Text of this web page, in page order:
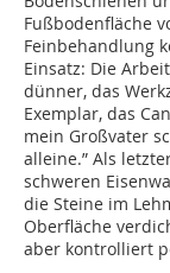
Fußbodenfläche
Feinbehandlung
Einsatz: Die
dünner, das
Exemplar, das
mein Großvater
alleine.” Als
schweren
die Steine im
Oberfläche
aber kontrolliert